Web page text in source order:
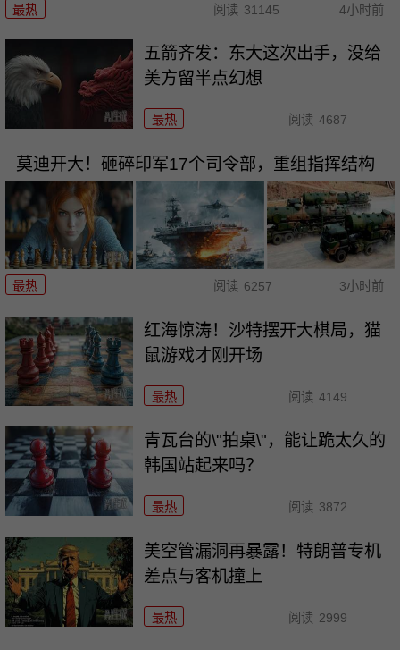
最热 阅读 31145 4小时前
五箭齐发：东大这次出手，没给
美方留半点幻想
最热 阅读 4687
莫迪开大！砸碎印军17个司令部，重组指挥结构
最热 阅读 6257 3小时前
红海惊涛！沙特摆开大棋局，猫
鼠游戏才刚开场
最热 阅读 4149
青瓦台的\"拍桌\"，能让跪太久的
韩国站起来吗？
最热 阅读 3872
美空管漏洞再暴露！特朗普专机
差点与客机撞上
最热 阅读 2999